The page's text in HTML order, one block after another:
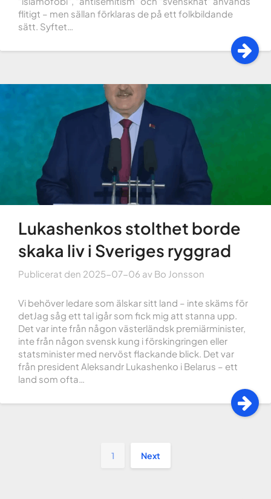
flitigt – men sällan förklaras de på ett folkbildande
sätt. Syftet…
Lukashenkos stolthet borde
skaka liv i Sveriges ryggrad
Publicerat den 2025-07-06 av Bo Jonsson
Vi behöver ledare som älskar sitt land – inte skäms för
detJag såg ett tal igår som fick mig att stanna upp.
Det var inte från någon västerländsk premiärminister,
inte från någon svensk kung i förskingringen eller
statsminister med nervöst flackande blick. Det var
från president Aleksandr Lukashenko i Belarus – ett
land som ofta…
1 Next